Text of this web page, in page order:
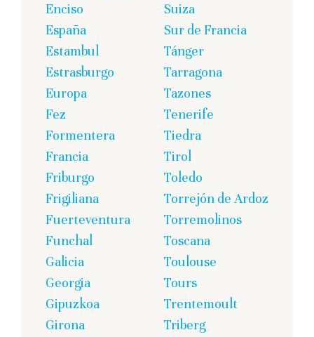
Enciso
España
Estambul
Estrasburgo
Europa
Fez
Formentera
Francia
Friburgo
Frigiliana
Fuerteventura
Funchal
Galicia
Georgia
Gipuzkoa
Girona
Suiza
Sur de Francia
Tánger
Tarragona
Tazones
Tenerife
Tiedra
Tirol
Toledo
Torrejón de Ardoz
Torremolinos
Toscana
Toulouse
Tours
Trentemoult
Triberg